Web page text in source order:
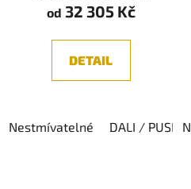
od 32 305 Kč
DETAIL
Nestmívatelné DALI / PUSH